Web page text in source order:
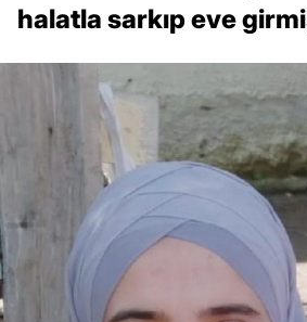
halatla sarkıp eve